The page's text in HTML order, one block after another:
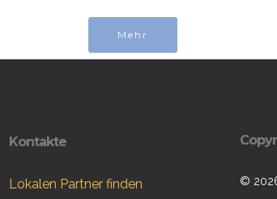
Mehr
Kontakte
Lokalen Partner finden ©